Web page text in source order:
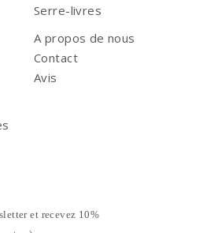
Serre-livres
A propos de nous
Contact
Avis
et recevez 10%